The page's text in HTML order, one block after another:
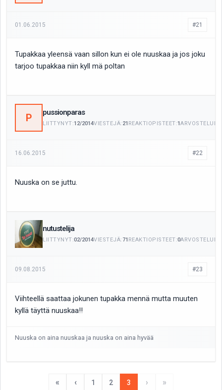
01.06.2015 #21
Tupakkaa yleensä vaan sillon kun ei ole nuuskaa ja jos joku
tarjoo tupakkaa niin kyll mä poltan
P pussionparas
LIITTYNYT:12/2014VIESTEJÄ: 21 REAKTIOPISTEET:1
16.06.2015 #22
Nuuska on se juttu.
nutustelija
LIITTYNYT:02/2014VIESTEJÄ: 71 REAKTIOPISTEET:0
09.08.2015 #23
Viihteellä saattaa jokunen tupakka mennä mutta muuten
kyllä täyttä nuuskaa!!
Nuuska on aina nuuskaa ja nuuska on aina hyvää
« ‹ 1 2 3 › »